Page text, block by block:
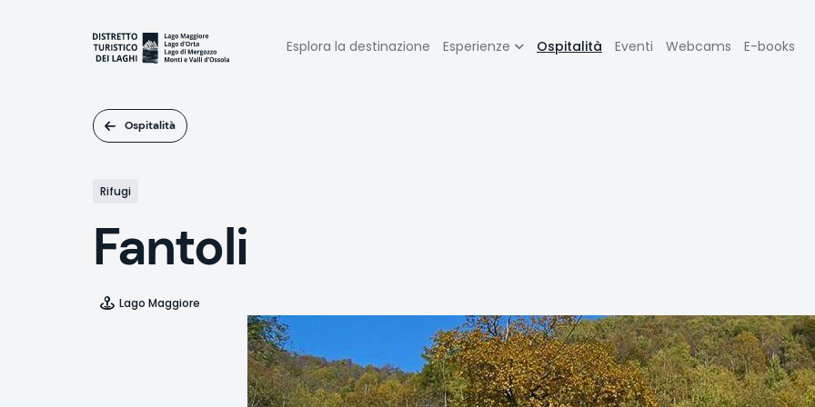
Navigazione
Esplora la destinazione Esperienze Ospitalità Eventi Webcams E-books
Ospitalità
Rifugi
Fantoli
Lago Maggiore